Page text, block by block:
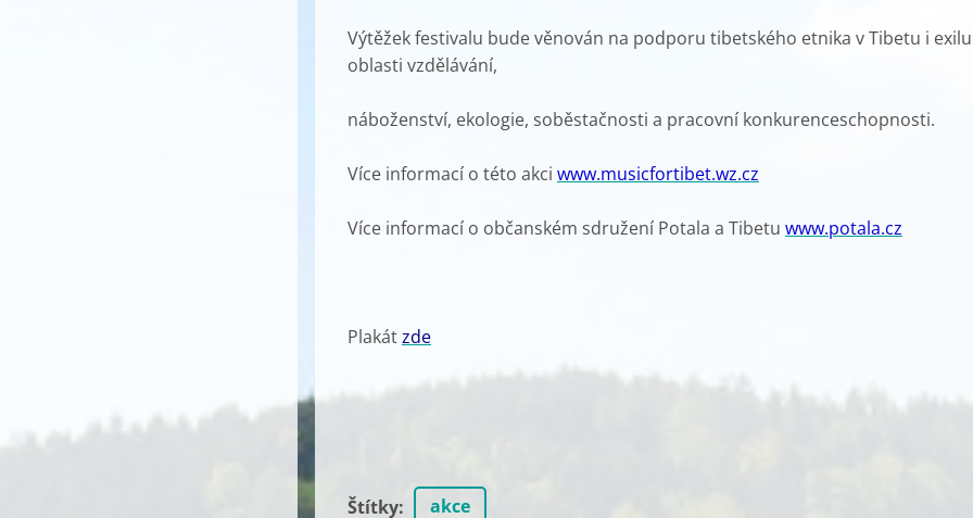
Výtěžek festivalu bude věnován na podporu tibetského etnika v Tibetu i
oblasti vzdělávání,
náboženství, ekologie, soběstačnosti a pracovní konkurenceschopnosti.
Více informací o této akci www.musicfortibet.wz.cz
Více informací o občanském sdružení Potala a Tibetu www.potala.cz
Plakátzde
Štítky: akce